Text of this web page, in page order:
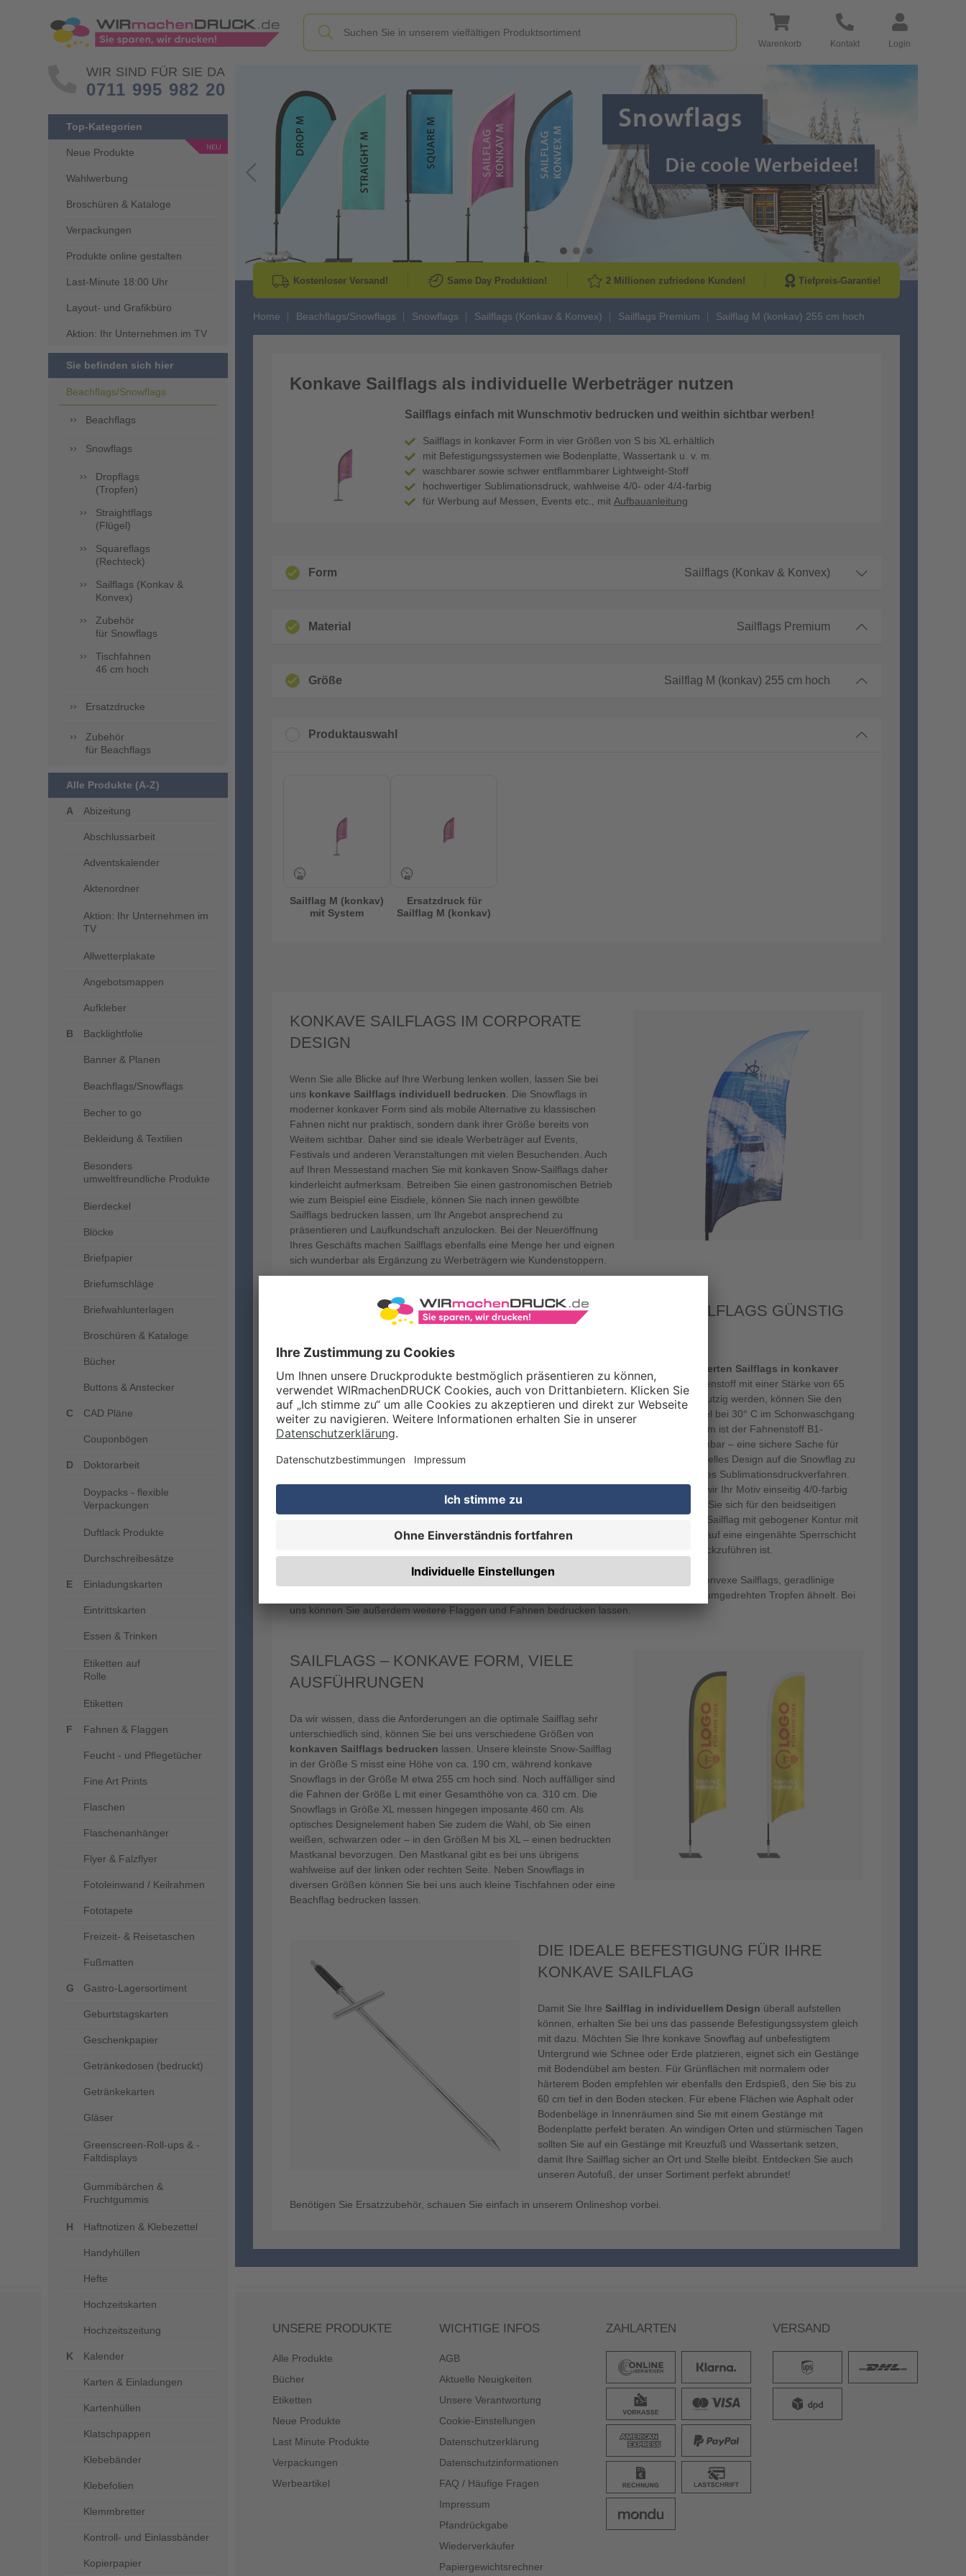
Warenkorb Kontakt Login
WIR SIND FÜR SIE DA
0711 995 982 20
Top-Kategorien
Neue Produkte
Wahlwerbung
Broschüren & Kataloge
Verpackungen
Produkte online gestalten
Last-Minute 18:00 Uhr
Layout- und Grafikbüro
Aktion: Ihr Unternehmen im TV
Sie befinden sich hier
Beachflags/Snowflags
Beachflags
Snowflags
Dropflags
(Tropfen)
Straightflags
(Flügel)
Squareflags
(Rechteck)
Sailflags (Konkav &
Konvex)
Zubehör
für Snowflags
Tischfahnen
46 cm hoch
Ersatzdrucke
Zubehör
für Beachflags
Alle Produkte (A-Z)
Abizeitung
Abschlussarbeit
Adventskalender
Aktenordner
Aktion: Ihr Unternehmen im
TV
Allwetterplakate
Angebotsmappen
Aufkleber
Backlightfolie
Banner & Planen
Beachflags/Snowflags
Becher to go
Bekleidung & Textilien
Besonders
umweltfreundliche Produkte
Bierdeckel
Blöcke
Briefpapier
Briefumschläge
Briefwahlunterlagen
Broschüren & Kataloge
Bücher
Buttons & Anstecker
CAD Pläne
Couponbögen
Doktorarbeit
Doypacks - flexible
Verpackungen
Duftlack Produkte
Durchschreibesätze
Einladungskarten
Eintrittskarten
Essen & Trinken
Etiketten auf
Rolle
Etiketten
Fahnen & Flaggen
Feucht - und Pflegetücher
Fine Art Prints
Flaschen
Flaschenanhänger
Flyer & Falzflyer
Fotoleinwand / Keilrahmen
Fototapete
Freizeit- & Reisetaschen
Fußmatten
Gastro-Lagersortiment
Geburtstagskarten
Geschenkpapier
Getränkedosen (bedruckt)
Getränkekarten
Gläser
Greenscreen-Roll-ups & -
Faltdisplays
Gummibärchen &
Fruchtgummis
Haftnotizen & Klebezettel
Handyhüllen
Hefte
Hochzeitskarten
Hochzeitszeitung
Kalender
Karten & Einladungen
Kartenhüllen
Klatschpappen
Klebebänder
Klebefolien
Klemmbretter
Kontroll- und Einlassbänder
Kopierpapier
Go to Previous Slide Go to Next
Kostenloser Versand! Same Day Produktion! 2 Millionen zufriedene Kunden! Tiefpreis-Garantie!
Home Beachflags/Snowflags Snowflags Sailflags (Konkav & Konvex) Sailflags Premium Sailflag M (konkav) 255 cm hoch
Konkave Sailflags als individuelle Werbeträger nutzen
Sailflags einfach mit Wunschmotiv bedrucken und weithin sichtbar werben!
Sailflags in konkaver Form in vier Größen von S bis XL erhältlich
mit Befestigungssystemen wie Bodenplatte, Wassertank u. v. m.
waschbarer sowie schwer entflammbarer Lightweight-Stoff
hochwertiger Sublimationsdruck, wahlweise 4/0- oder 4/4-farbig
für Werbung auf Messen, Events etc., mit Aufbauanleitung
Form Sailflags (Konkav & Konvex)
Material Sailflags Premium
Größe Sailflag M (konkav) 255 cm hoch
Produktauswahl
Sailflag M (konkav)
mit System
Ersatzdruck für
Sailflag M (konkav)
KONKAVE SAILFLAGS IM CORPORATE
DESIGN
Wenn Sie alle Blicke auf Ihre Werbung lenken wollen, lassen Sie bei
uns konkave Sailflags individuell bedrucken . Die Snowflags in
moderner konkaver Form sind als mobile Alternative zu klassischen
Fahnen nicht nur praktisch, sondern dank ihrer Größe bereits von
Weitem sichtbar. Daher sind sie ideale Werbeträger auf Events,
Festivals und anderen Veranstaltungen mit vielen Besuchenden. Auch
auf Ihren Messestand machen Sie mit konkaven Snow-Sailflags daher
kinderleicht aufmerksam. Betreiben Sie einen gastronomischen Betrieb
wie zum Beispiel eine Eisdiele, können Sie nach innen gewölbte
Sailflags bedrucken lassen, um Ihr Angebot ansprechend zu
präsentieren und Laufkundschaft anzulocken. Bei der Neueröffnung
Ihres Geschäfts machen Sailflags ebenfalls eine Menge her und eignen
sich wunderbar als Ergänzung zu Werbeträgern wie Kundenstoppern.
B1-ZERTIFIZIERTE SAILFLAGS GÜNSTIG
personalisierten Sailflags in konkaver
Formaus stabilem Lightweight-Fahnenstoff mit einer Stärke von 65
g/m². Sollte Ihre Sailflag einmal schmutzig werden, können Sie den
Stoff ganz einfach mit Feinwaschmittel bei 30° C im Schonwaschgang
ohne Weichspüler waschen. Außerdem ist der Fahnenstoff B1-
zertifiziert und damit schwer entflammbar – eine sichere Sache für
drinnen und draußen. Um Ihr individuelles Design auf die Snowflag zu
bringen, nutzen wir unser hochwertiges Sublimationsdruckverfahren.
Ganz nach Ihren Wünschen bringen wir Ihr Motiv einseitig 4/0-farbig
oder beidseitig 4/4-farbig auf. Sollten Sie sich für den beidseitigen
Druck entscheiden, erhalten Sie Ihre Sailflag mit gebogener Kontur mit
einer Grammatur von 220 g/m², was auf eine eingenähte Sperrschicht
zwischen Vorder- und Rückseite zurückzuführen ist.
Bevorzugen Sie eine Snowflag in einer anderen Form? In unserem Onlineshop finden Sie konvexe Sailflags, geradlinige
Straightflags, Squareflags in quadratischer Form und Dropflags mit einer Kontur, die einem umgedrehten Tropfen ähnelt. Bei
uns können Sie außerdem weitere Flaggen und Fahnen bedrucken lassen.
SAILFLAGS – KONKAVE FORM, VIELE
AUSFÜHRUNGEN
Da wir wissen, dass die Anforderungen an die optimale Sailflag sehr
unterschiedlich sind, können Sie bei uns verschiedene Größen von
konkaven Sailflags bedrucken lassen. Unsere kleinste Snow-Sailflag
in der Größe S misst eine Höhe von ca. 190 cm, während konkave
Snowflags in der Größe M etwa 255 cm hoch sind. Noch auffälliger sind
die Fahnen der Größe L mit einer Gesamthöhe von ca. 310 cm. Die
Snowflags in Größe XL messen hingegen imposante 460 cm. Als
optisches Designelement haben Sie zudem die Wahl, ob Sie einen
weißen, schwarzen oder – in den Größen M bis XL – einen bedruckten
Mastkanal bevorzugen. Den Mastkanal gibt es bei uns übrigens
wahlweise auf der linken oder rechten Seite. Neben Snowflags in
diversen Größen können Sie bei uns auch kleine Tischfahnen oder eine
Beachflag bedrucken lassen.
DIE IDEALE BEFESTIGUNG FÜR IHRE
KONKAVE SAILFLAG
Damit Sie Ihre Sailflag in individuellem Design überall aufstellen
können, erhalten Sie bei uns das passende Befestigungssystem gleich
mit dazu. Möchten Sie Ihre konkave Snowflag auf unbefestigtem
Untergrund wie Schnee oder Erde platzieren, eignet sich ein Gestänge
mit Bodendübel am besten. Für Grünflächen mit normalem oder
härterem Boden empfehlen wir ebenfalls den Erdspieß, den Sie bis zu
60 cm tief in den Boden stecken. Für ebene Flächen wie Asphalt oder
Bodenbeläge in Innenräumen sind Sie mit einem Gestänge mit
Bodenplatte perfekt beraten. An windigen Orten und stürmischen Tagen
sollten Sie auf ein Gestänge mit Kreuzfuß und Wassertank setzen,
damit Ihre Sailflag sicher an Ort und Stelle bleibt. Entdecken Sie auch
unseren Autofuß, der unser Sortiment perfekt abrundet!
Benötigen Sie Ersatzzubehör, schauen Sie einfach in unserem Onlineshop vorbei.
UNSERE PRODUKTE
Alle Produkte
Bücher
Etiketten
Neue Produkte
Last Minute Produkte
Verpackungen
Werbeartikel
WICHTIGE INFOS
AGB
Aktuelle Neuigkeiten
Unsere Verantwortung
Cookie-Einstellungen
Datenschutzerklärung
Datenschutzinformationen
FAQ / Häufige Fragen
Impressum
Pfandrückgabe
Wiederverkäufer
Papiergewichtsrechner
ZAHLARTEN VERSAND